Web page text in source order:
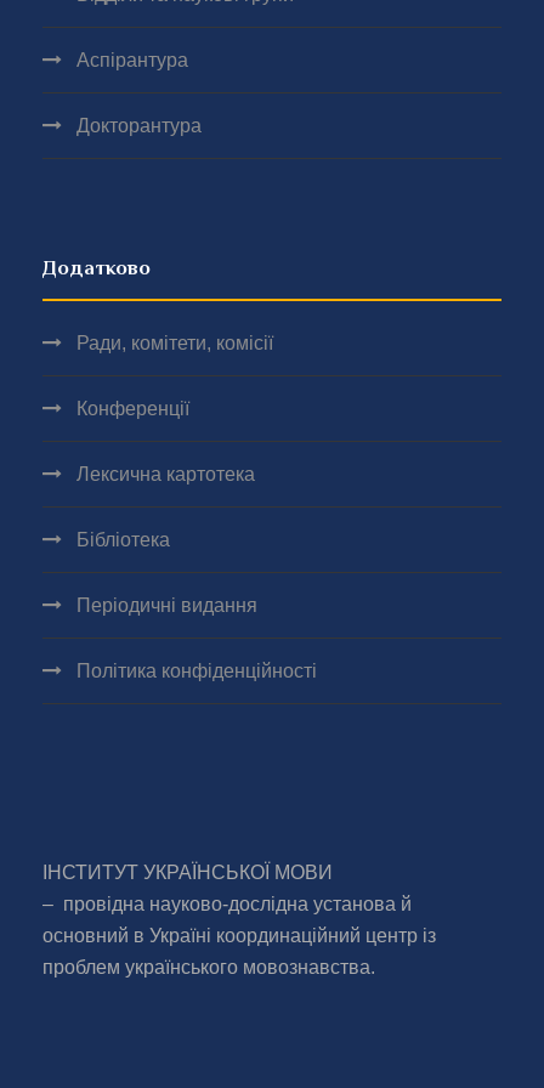
Аспірантура
Докторантура
Додатково
Ради, комітети, комісії
Конференції
Лексична картотека
Бібліотека
Періодичні видання
Політика конфіденційності
ІНСТИТУТ УКРАЇНСЬКОЇ МОВИ
– провідна науково-дослідна установа й
основний в Україні координаційний центр із
проблем українського мовознавства.